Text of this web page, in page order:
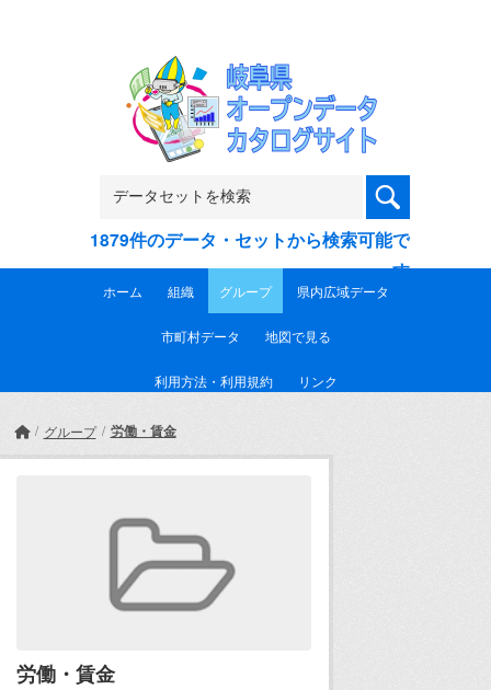
1879件のデータ・セットから検索可能で
す
ホーム 組織 グループ 県内広域データ
市町村データ 地図で見る
利用方法・利用規約 リンク
グループ 労働・賃金
労働・賃金